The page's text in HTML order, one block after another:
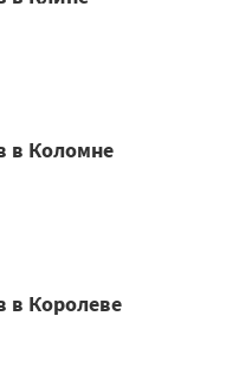
в Коломне
в Королеве